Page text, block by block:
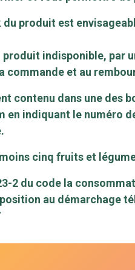
produit est
indisponible, par
commande et au
contenu dans une
en indiquant le numéro
cinq fruits et
2 du code la
au démarchage